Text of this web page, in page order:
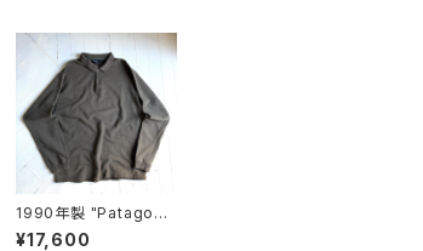
1990年製 "Patagoni
a" sweat pullover
¥17,600